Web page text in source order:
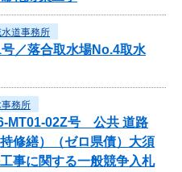
道事務所
／落合取水場No.4取水
務所
MT01-02Z号 公共 道路
修繕）（ゼロ県債）大須
事に関する一般競争入札